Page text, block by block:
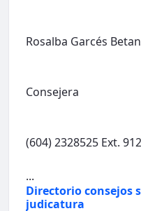
Rosalba Garcés
Consejera
(604) 2328525 Ext.
...
Directorio consejos
judicatura